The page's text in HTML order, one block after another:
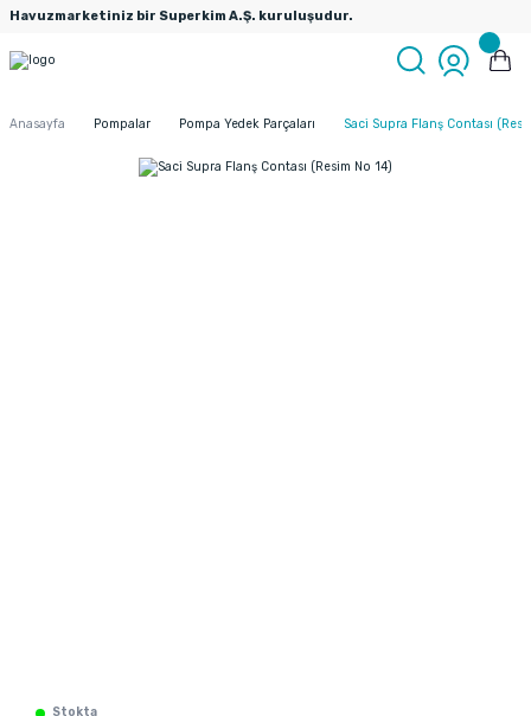
Havuzmarketiniz bir Superkim A.Ş. kuruluşudur.
Anasayfa Pompalar Pompa Yedek Parçaları Saci Supra Flanş Contası
Stokta